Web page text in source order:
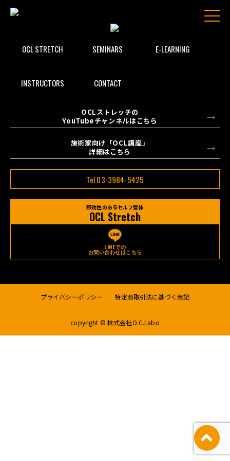
OCL STRETCH SEMINARS E-LEARNING
INSTRUCTORS CONTACT
OCLストレッチの
YouTubeチャンネルはこちら
施術家向け「OCL講座」
詳細はこちら
Tel 03-3984-5425
即効性のあるセルフ整体
OCL Stretch
LINEでの
お問い合わせはこちら
プライバシーポリシー 特定商取引法に基づく表記
copyright © 株式会社O.C.Labo